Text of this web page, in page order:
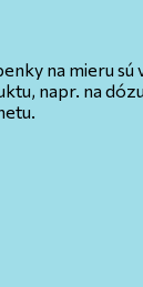
na mieru
napr. na